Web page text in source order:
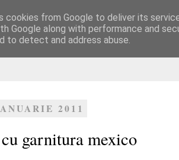
culinare
2011
garnitura mexico
cookies from Google to deliver its
Google along with performance and
to detect and address abuse.